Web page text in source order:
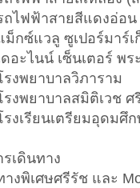
ถไฟฟ้าสายสีแดงอ่อ
ม็กซ์แวลู ซูเปอร์มาร์
ดอะไนน์ เซ็นเตอร์ พร
รงพยาบาลวิภาราม
รงพยาบาลสมิติเวช
รงเรียนเตรียมอุดมศึ
รเดินทาง
างพิเศษศรีรัช และ